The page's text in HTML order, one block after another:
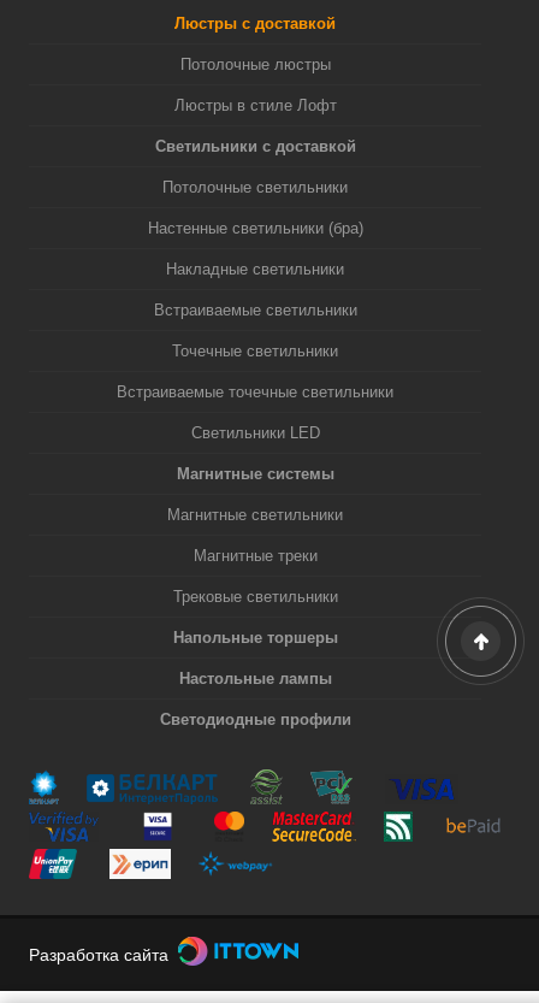
Люстры с доставкой
Потолочные люстры
Люстры в стиле Лофт
Светильники с доставкой
Потолочные светильники
Настенные светильники (бра)
Накладные светильники
Встраиваемые светильники
Точечные светильники
Встраиваемые точечные светильники
Светильники LED
Магнитные системы
Магнитные светильники
Магнитные треки
Трековые светильники
Напольные торшеры
Настольные лампы
Светодиодные профили
Разработка сайта